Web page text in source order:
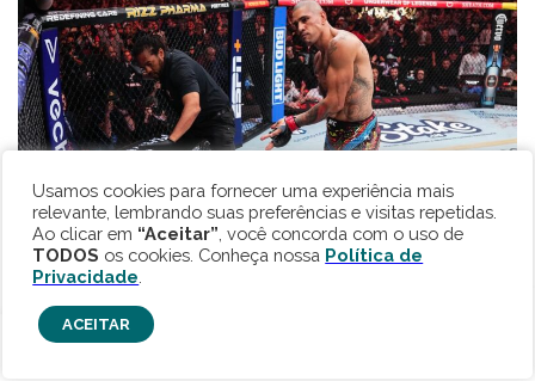
Usamos cookies para fornecer uma experiência mais
relevante, lembrando suas preferências e visitas repetidas.
Ao clicar em “Aceitar” , você concorda com o uso de
TODOS os cookies. Conheça nossa Política de
Privacidade
ACEITAR